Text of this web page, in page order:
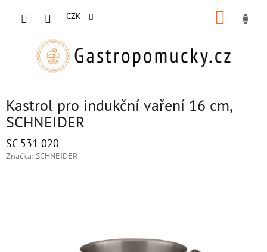
CZK
Kastrol pro indukční vaření 16 cm,
SCHNEIDER
SC 531 020
Značka: SCHNEIDER